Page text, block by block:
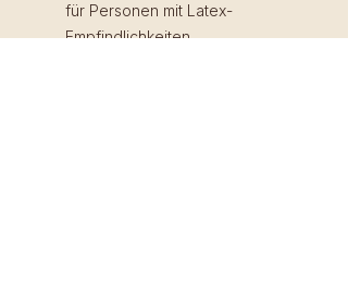
für Personen mit Latex-
Empfindlichkeiten